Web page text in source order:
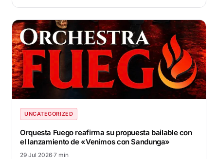
UNCATEGORIZED
Orquesta Fuego reafirma su propuesta bailable con
el lanzamiento de «Venimos con Sandunga»
29 Jul 2026·7 min